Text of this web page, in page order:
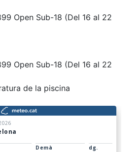
L'Snack
del Club?
Open Sub-18 (Del 16 al 22
Open Sub-18 (Del 16 al 22
de la piscina